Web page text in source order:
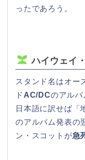
ったであろう。
ハイウェイ
スタンド名はオー
ド AC/DCのアルバ
日本語に訳せば「
のアルバム発表の
ン・スコットが急